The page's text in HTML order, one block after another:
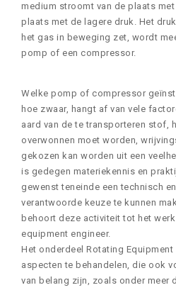
medium stroomt van de plaats
plaats met de lagere druk. Het
het gas in beweging zet, wordt
pomp of een compressor.
Welke pomp of compressor
hoe zwaar, hangt af van vele
aard van de te transporteren stof,
overwonnen moet worden,
gekozen kan worden uit een
is gedegen materiekennis en
gewenst teneinde een technisch
verantwoorde keuze te kunnen
behoort deze activiteit tot het
equipment engineer.
Het onderdeel Rotating
aspecten te behandelen, die ook
van belang zijn, zoals onder meer